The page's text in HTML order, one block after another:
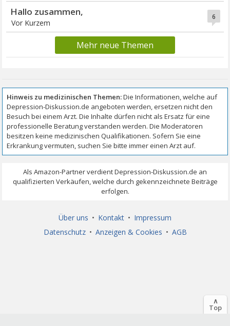
6
Hallo zusammen,
Vor Kurzem
Mehr neue Themen
Über uns • Kontakt • Impressum
Datenschutz • Anzeigen & Cookies • AGB
∧
Top